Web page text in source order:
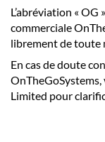
L’abréviation « OG
commerciale
librement de toute
En cas de doute
OnTheGoSystems,
Limited pour